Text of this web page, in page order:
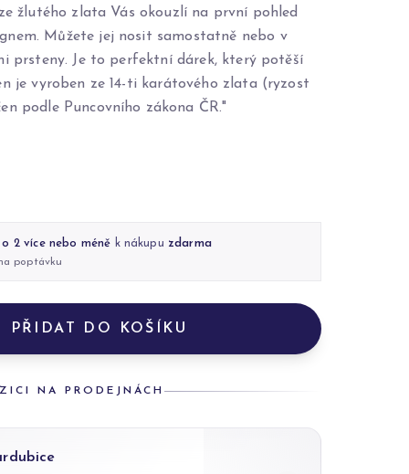
žlutého zlata Vás okouzlí na první pohled
Můžete jej nosit samostatně nebo v
prsteny. Je to perfektní dárek, který potěší
je vyroben ze 14-ti karátového zlata (ryzost
podle Puncovního zákona ČR."
2 více nebo méně k nákupu zdarma
poptávku
PŘIDAT DO KOŠÍKU
NA PRODEJNÁCH